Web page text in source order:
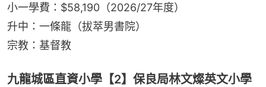
小一學費：$58,190（2026/27年度）
升中：一條龍（拔萃男書院）
宗教：基督教
九龍城區直資小學【2】保良局林文燦英文小學